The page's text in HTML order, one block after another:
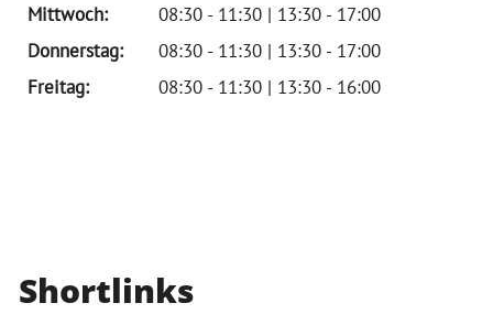
Mittwoch:
08:30 - 11:30 | 13:30 - 17:00
Donnerstag:
08:30 - 11:30 | 13:30 - 17:00
Freitag:
08:30 - 11:30 | 13:30 - 16:00
Shortlinks